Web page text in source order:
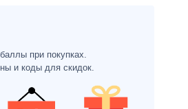
при покупках.
и коды для скидок.